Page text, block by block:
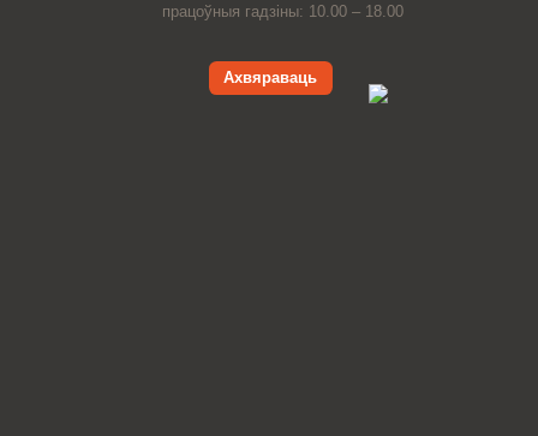
працоўныя гадзіны: 10.00 – 18.00
Ахвяраваць